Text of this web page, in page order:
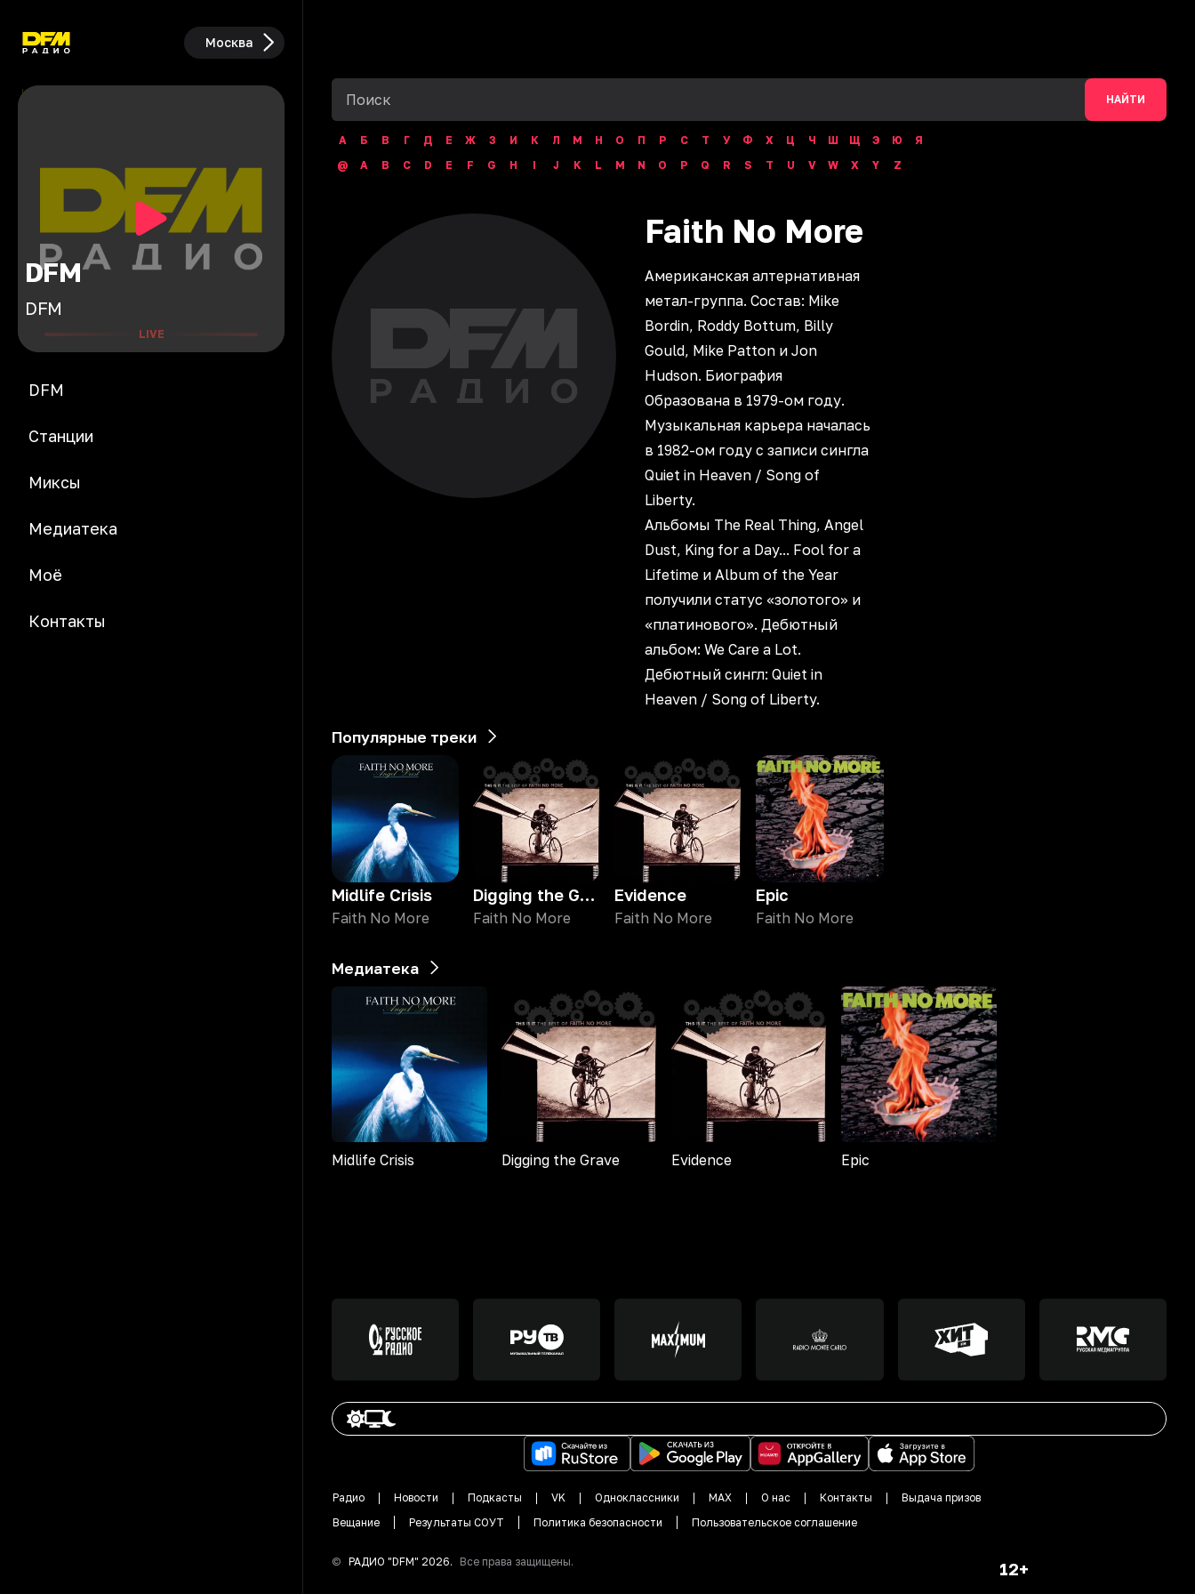
Москва
DFM
DFM
LIVE
DFM
Станции
Миксы
Медиатека
Моё
Контакты
НАЙТИ
А Б В Г Д Е Ж З И К Л М Н О П Р С Т У Ф Х Ц Ч Ш Щ Э Ю
Я
@
A B C D E F G H I J K L M N O P Q R S T U V W X Y Z
Faith No More
Американская алтернативная
метал-группа. Состав: Mike
Bordin, Roddy Bottum, Billy
Gould, Mike Patton и Jon
Hudson. Биография
Образована в 1979-ом году.
Mузыкальная карьера началась
в 1982-ом году с записи сингла
Quiet in Heaven / Song of
Liberty.
Альбомы The Real Thing, Angel
Dust, King for a Day... Fool for a
Lifetime и Album of the Year
получили статус «золотого» и
«платинового». Дебютный
альбом: We Care a Lot.
Дебютный сингл: Quiet in
Heaven / Song of Liberty.
Популярные треки
Midlife Crisis
Faith No More
Digging the Grave
Faith No More
Evidence
Faith No More
Epic
Faith No More
Медиатека
Midlife Crisis Digging the Grave Evidence Epic
Радио Новости Подкасты VK Одноклассники MAX О нас Контакты
Выдача призов
Вещание
Результаты СОУТ Политика безопасности Пользовательское соглашение
© РАДИО "DFM" 2026. Все права защищены. 12+